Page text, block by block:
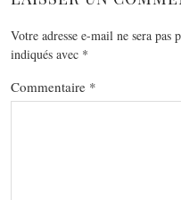
Votre adresse e-mail ne sera pas
indiqués avec *
Commentaire *